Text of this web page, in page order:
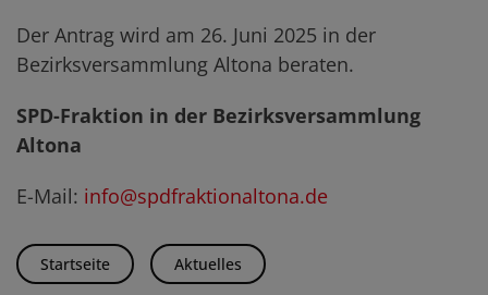
Der Antrag wird am 26. Juni 2025 in der
Bezirksversammlung Altona beraten.
SPD-Fraktion in der Bezirksversammlung
Altona
E-Mail: info@spdfraktionaltona.de
Startseite Aktuelles